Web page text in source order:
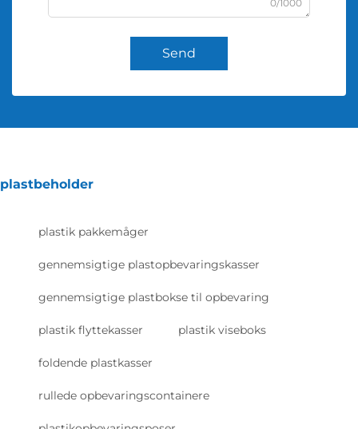
0/1000
Send
plastbeholder
plastik pakkemåger
gennemsigtige plastopbevaringskasser
gennemsigtige plastbokse til opbevaring
plastik flyttekasser plastik viseboks
foldende plastkasser
rullede opbevaringscontainere